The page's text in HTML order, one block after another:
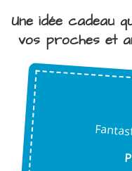
Une idée cadeau
vos proches et